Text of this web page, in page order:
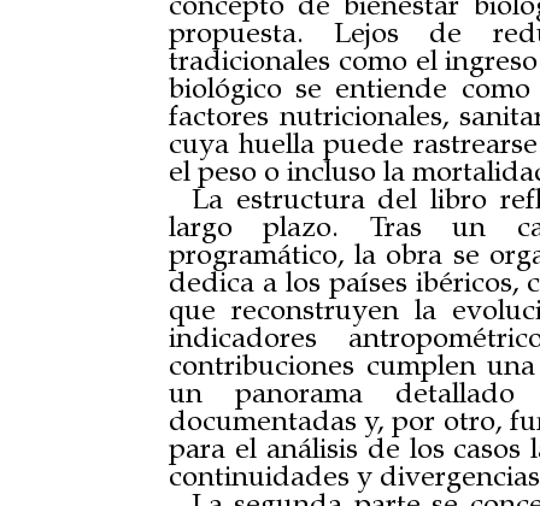
propuesta. Lejos de
tradicionales como el
biológico se entiende
factores nutricionales,
cuya huella puede
el peso o incluso la
La estructura del libro
largo plazo. Tras un
programático, la obra se
dedica a los países ibéricos,
que reconstruyen la
indicadores
contribuciones cumplen
un panorama detallado
documentadas y, por otro,
para el análisis de los
continuidades y